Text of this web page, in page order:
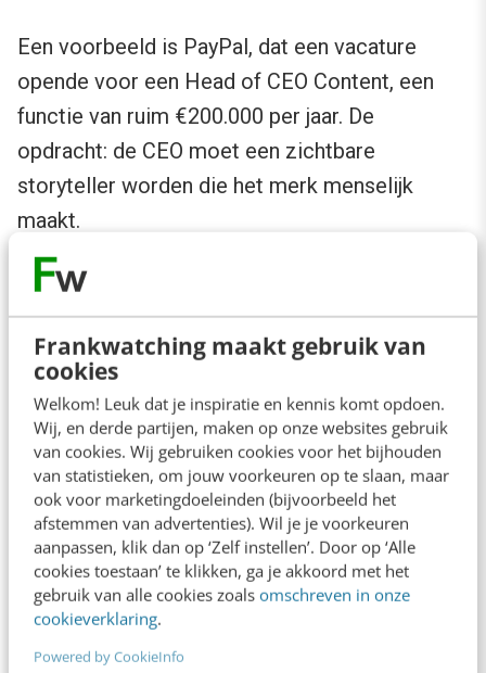
Frankwatching maakt gebruik van
cookies
Welkom! Leuk dat je inspiratie en kennis komt opdoen.
Wij, en derde partijen, maken op onze websites gebruik
van cookies. Wij gebruiken cookies voor het bijhouden
van statistieken, om jouw voorkeuren op te slaan, maar
ook voor marketingdoeleinden (bijvoorbeeld het
afstemmen van advertenties). Wil je je voorkeuren
aanpassen, klik dan op ‘Zelf instellen’. Door op ‘Alle
cookies toestaan’ te klikken, ga je akkoord met het
gebruik van alle cookies zoals omschreven in onze
cookieverklaring.
Powered by CookieInfo
Een voorbeeld is PayPal, dat een vacature
opende voor een Head of CEO Content, een
functie van ruim €200.000 per jaar. De
opdracht: de CEO moet een zichtbare
storyteller worden die het merk menselijk
maakt.
En dat is niet vreemd, want Founders en CEO’s:
Lees ook:Zichtbaar leiderschap: van strategie op
papier naar sturing in de praktijk
Hebben het grootste bereik in hun
netwerk.
Hebben een hoge mate van
geloofwaardigheid.
Creëren engagement dat corporate